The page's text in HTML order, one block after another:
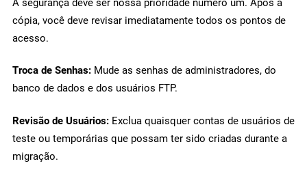
cópia, você deve revisar imediatamente todos os pontos de
acesso.
Troca de Senhas: Mude as senhas de administradores, do
banco de dados e dos usuários FTP.
Revisão de Usuários: Exclua quaisquer contas de usuários de
teste ou temporárias que possam ter sido criadas durante a
migração.